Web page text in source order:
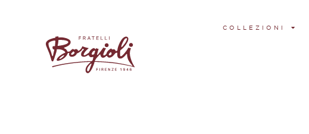
COLLEZIONI